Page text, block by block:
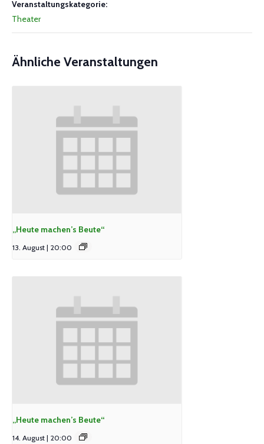
Veranstaltungskategorie:
Theater
Ähnliche Veranstaltungen
„Heute machen’s Beute“
13. August | 20:00
„Heute machen’s Beute“
14. August | 20:00